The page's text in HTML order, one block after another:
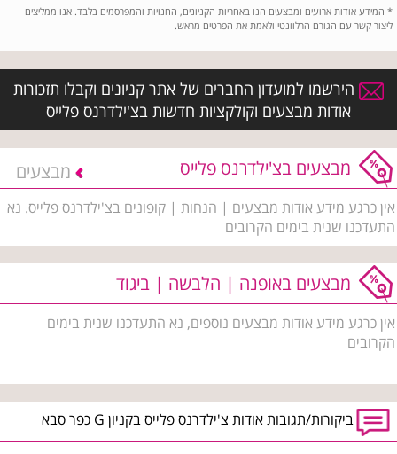
* המידע אודות ארועים ומבצעים הנו באחריות הקניונים, החנויות והמפרסמים בלבד. אנו ממליצים
ליצור קשר עם הגורם הרלוונטי ולאמת את הפרטים מראש.
הירשמו למועדון החברים של אתר קניונים וקבלו תזכורות
אודות מבצעים וקולקציות חדשות בצ'ילדרנס פלייס
מבצעים בצ'ילדרנס פלייס מבצעים
אין כרגע מידע אודות מבצעים | הנחות | קופונים בצ'ילדרנס פלייס. נא
התעדכנו שנית בימים הקרובים
מבצעים באופנה | הלבשה | ביגוד
אין כרגע מידע אודות מבצעים נוספים, נא התעדכנו שנית בימים
הקרובים
ביקורות/תגובות אודות צ'ילדרנס פלייס בקניון G כפר סבא